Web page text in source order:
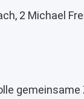
2 Michael